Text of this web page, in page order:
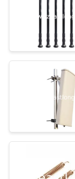
VISITA
FÁBRICA
CONTROLE
QUALIDADE